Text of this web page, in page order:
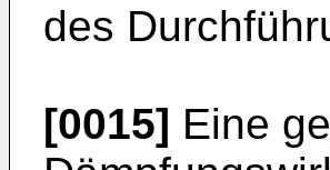
des
[0015] Eine